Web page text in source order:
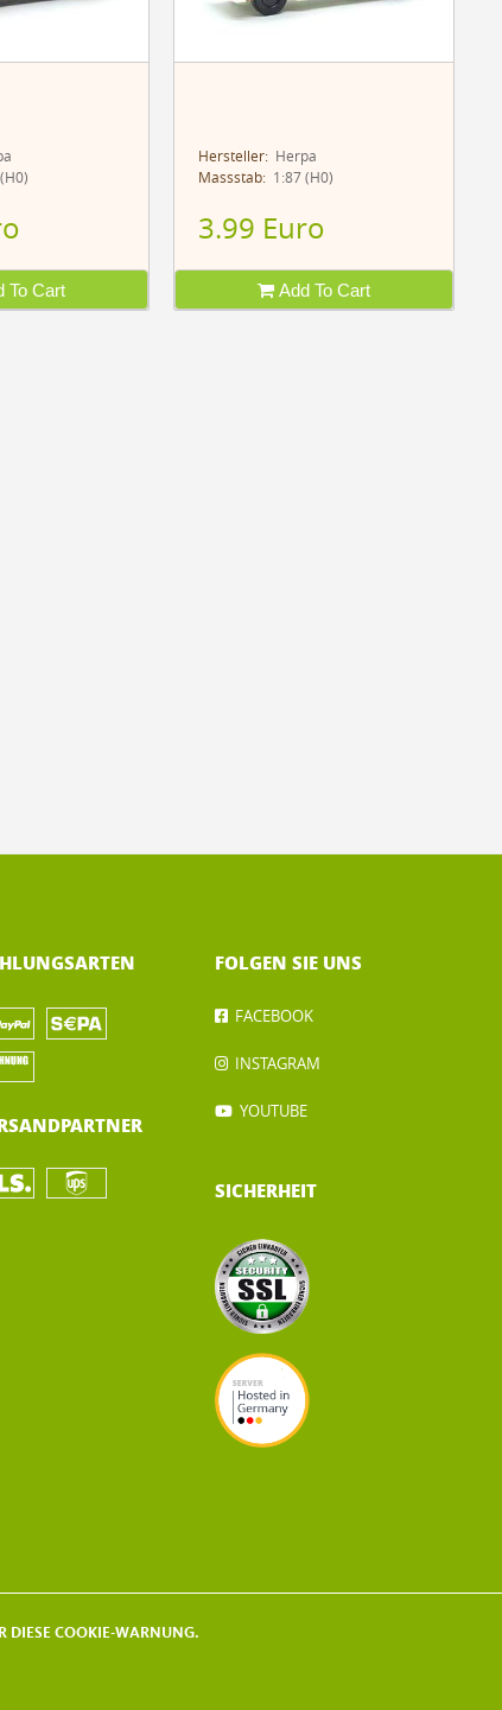
DIESE COOKIE-WARNUNG.
To Cart
Hersteller: Herpa
Massstab: 1:87 (H0)
3.99 Euro
Add To Cart
FOLGEN SIE UNS
FACEBOOK
INSTAGRAM
YOUTUBE
SICHERHEIT